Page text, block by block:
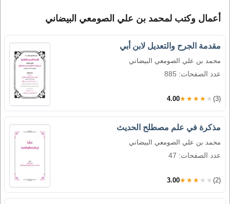
أعمال وكتب لمحمد بن علي الصومعي البيضاني
مقدمة الجرح والتعديل لابن أبي
محمد بن علي الصومعي البيضاني
عدد الصفحات: 885
4.00★★★★★ (3)
مذكرة في علم مصطلح الحديث
محمد بن علي الصومعي البيضاني
عدد الصفحات: 47
3.00★★★★★ (2)